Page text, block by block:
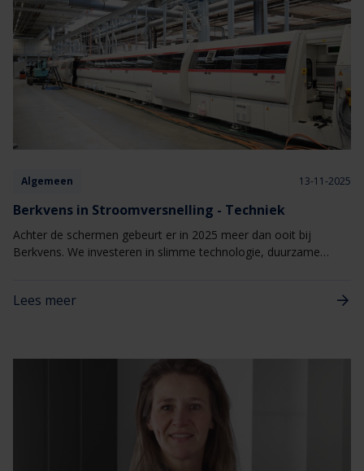
Algemeen 13-11-2025
Berkvens in Stroomversnelling - Techniek
Achter de schermen gebeurt er in 2025 meer dan ooit bij
Berkvens. We investeren in slimme technologie, duurzame
onze partners in de bouw.
Lees meer